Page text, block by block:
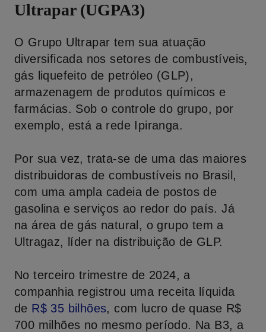
Ultrapar (UGPA3)
O Grupo Ultrapar tem sua atuação
diversificada nos setores de combustíveis,
gás liquefeito de petróleo (GLP),
armazenagem de produtos químicos e
farmácias. Sob o controle do grupo, por
exemplo, está a rede Ipiranga.
Por sua vez, trata-se de uma das maiores
distribuidoras de combustíveis no Brasil,
com uma ampla cadeia de postos de
gasolina e serviços ao redor do país. Já
na área de gás natural, o grupo tem a
Ultragaz, líder na distribuição de GLP.
No terceiro trimestre de 2024, a
companhia registrou uma receita líquida
de R$ 35 bilhões, com lucro de quase R$
700 milhões no mesmo período. Na B3, a